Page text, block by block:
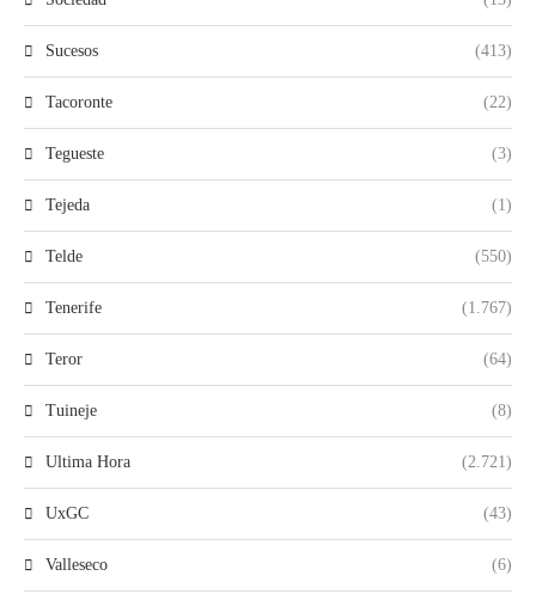
Sucesos (413)
Tacoronte (22)
Tegueste (3)
Tejeda (1)
Telde (550)
Tenerife (1.767)
Teror (64)
Tuineje (8)
Ultima Hora (2.721)
UxGC (43)
Valleseco (6)